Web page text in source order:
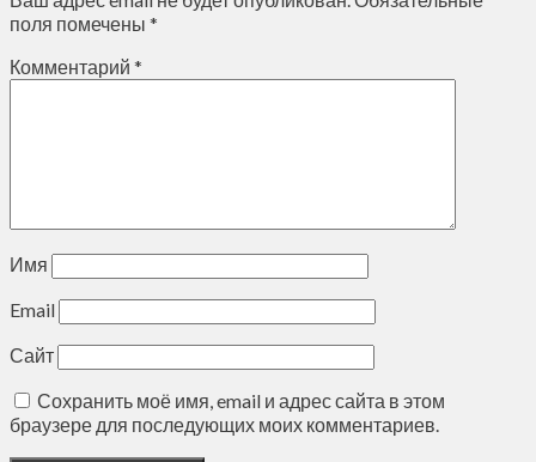
поля помечены *
Комментарий *
Имя
Email
Сайт
Сохранить моё имя, email и адрес сайта в этом
браузере для последующих моих комментариев.